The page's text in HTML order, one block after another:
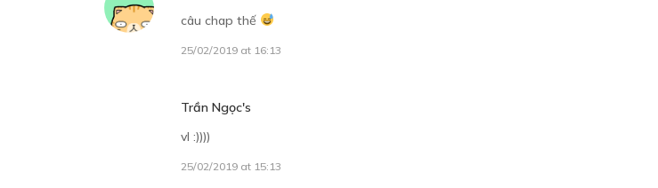
câu chap thế
25/02/2019 at 16:13
Trần Ngọc's
vl :))))
25/02/2019 at 15:13